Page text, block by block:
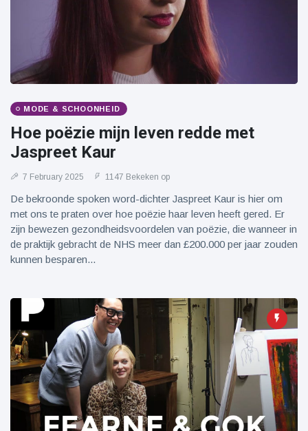
MODE & SCHOONHEID
Hoe poëzie mijn leven redde met
Jaspreet Kaur
7 February 2025 1147 Bekeken op
De bekroonde spoken word-dichter Jaspreet Kaur is hier om
met ons te praten over hoe poëzie haar leven heeft gered. Er
zijn bewezen gezondheidsvoordelen van poëzie, die wanneer in
de praktijk gebracht de NHS meer dan £200.000 per jaar zouden
kunnen besparen...